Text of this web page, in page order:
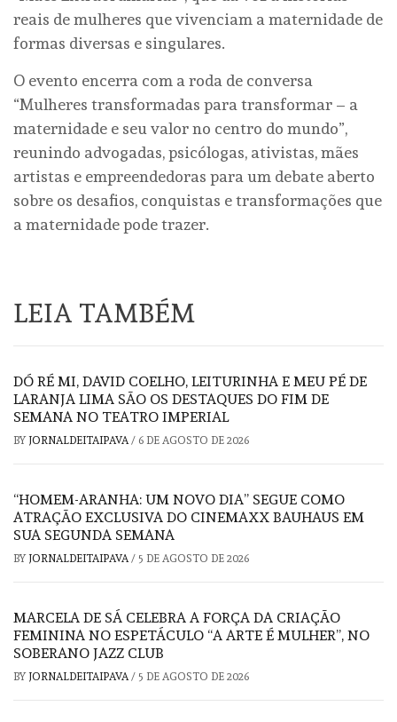
reais de mulheres que vivenciam a maternidade de
formas diversas e singulares.
O evento encerra com a roda de conversa
“Mulheres transformadas para transformar – a
maternidade e seu valor no centro do mundo”,
reunindo advogadas, psicólogas, ativistas, mães
artistas e empreendedoras para um debate aberto
sobre os desafios, conquistas e transformações que
a maternidade pode trazer.
LEIA TAMBÉM
DÓ RÉ MI, DAVID COELHO, LEITURINHA E MEU PÉ DE
LARANJA LIMA SÃO OS DESTAQUES DO FIM DE
SEMANA NO TEATRO IMPERIAL
BY JORNALDEITAIPAVA/ 6 DE AGOSTO DE 2026
“HOMEM-ARANHA: UM NOVO DIA” SEGUE COMO
ATRAÇÃO EXCLUSIVA DO CINEMAXX BAUHAUS EM
SUA SEGUNDA SEMANA
BY JORNALDEITAIPAVA/ 5 DE AGOSTO DE 2026
MARCELA DE SÁ CELEBRA A FORÇA DA CRIAÇÃO
FEMININA NO ESPETÁCULO “A ARTE É MULHER”, NO
SOBERANO JAZZ CLUB
BY JORNALDEITAIPAVA/ 5 DE AGOSTO DE 2026